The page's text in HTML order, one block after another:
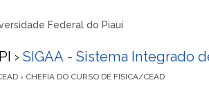
Federal do Piauí
› SIGAA - Sistema Integrado
› CHEFIA DO CURSO DE FISICA/CEAD